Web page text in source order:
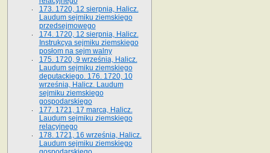
173. 1720, 12 sierpnia, Halicz.
Laudum sejmiku ziemskiego
przedsejmowego
174. 1720, 12 sierpnia, Halicz.
Instrukcya sejmiku ziemskiego
posłom na sejm walny
175. 1720, 9 września, Halicz.
Laudum sejmiku ziemskiego
deputackiego. 176. 1720, 10
września, Halicz. Laudum
sejmiku ziemskiego
gospodarskiego
177. 1721, 17 marca, Halicz.
Laudum sejmiku ziemskiego
relacyjnego
178. 1721, 16 września, Halicz.
Laudum sejmiku ziemskiego